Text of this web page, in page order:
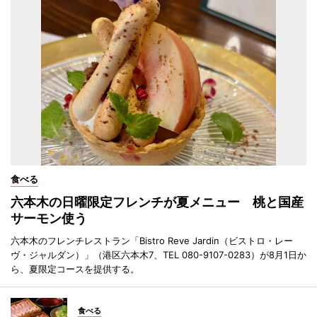
食べる
六本木の日曜限定フレンチが夏メニュー 桃と国産
サーモン使う
六本木のフレンチレストラン「Bistro Reve Jardin（ビストロ・レー
ヴ・ジャルダン）」（港区六本木7、TEL 080-9107-0283）が8月1日か
ら、夏限定コースを提供する。
食べる